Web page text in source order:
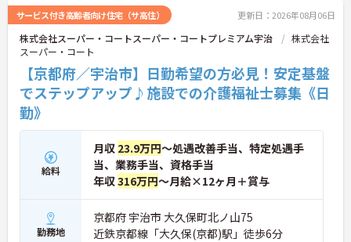
けて資格取得に挑戦できます。
◆法人独自の介護技術認定制度「ケアマイスター」
により、身につけたスキルを5段階でしっかり評価
し手当で還元。さらに「目標管理シート」を用いた
月1回の上司との面談があり、一人ひとりの不安や
目標に寄り添う手厚いフォロー体制が整っていま
す。
サービス付き高齢者向け住宅（サ高住） 更新日：2026年08月06日
株式会社スーパー・コートスーパー・コートプレミアム宇治
株式会社
スーパー・コート
【京都府／宇治市】日勤希望の方必見！安定基盤
でステップアップ♪施設での介護福祉士募集《日
勤》
給料
月収 23.9万円～処遇改善手当、特定処遇手
当、業務手当、資格手当
年収316万円～月給×12ヶ月＋賞与
勤務地
京都府 宇治市 大久保町北ノ山75
近鉄京都線「大久保(京都)駅」徒歩6分